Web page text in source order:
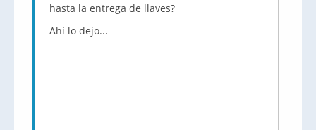
hasta la entrega de llaves?
Ahí lo dejo...